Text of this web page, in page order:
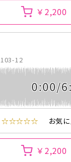
￥2,200
103-12
0:00/
☆☆☆☆☆ お気
￥2,200